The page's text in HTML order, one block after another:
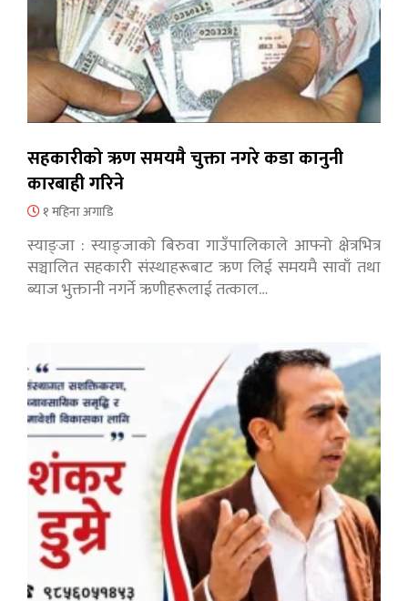
सहकारीको ऋण समयमै चुक्ता नगरे कडा कानुनी
कारबाही गरिने
१ महिना अगाडि
स्याङ्जा : स्याङ्जाको बिरुवा गाउँपालिकाले आफ्नो क्षेत्रभित्र
सञ्चालित सहकारी संस्थाहरूबाट ऋण लिई समयमै सावाँ तथा
ब्याज भुक्तानी नगर्ने ऋणीहरूलाई तत्काल…